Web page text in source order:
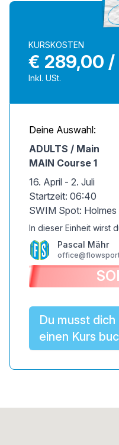
KURSKOSTEN
€ 289,00 /
Inkl. USt.
Deine Auswahl:
ADULTS / Main
MAIN Course 1
16. April - 2. Juli
Startzeit: 06:40
SWIM Spot:
In dieser Einheit wirst
Pascal Mähr
Du musst
einen Kurs